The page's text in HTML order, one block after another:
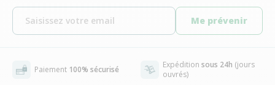
Me prévenir
Paiement 100% sécurisé Expédition sous 24h (jours
ouvrés)